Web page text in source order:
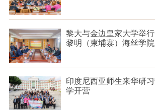
黎大与金边皇家大学举
黎明（柬埔寨）海丝学
印度尼西亚师生来华研
学开营